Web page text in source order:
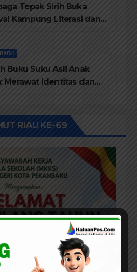
Tepak Sirih Buka
Kampung Literasi dan
Buku Suku Asli Anak
Merawat Identitas dan
RIAU KE-69